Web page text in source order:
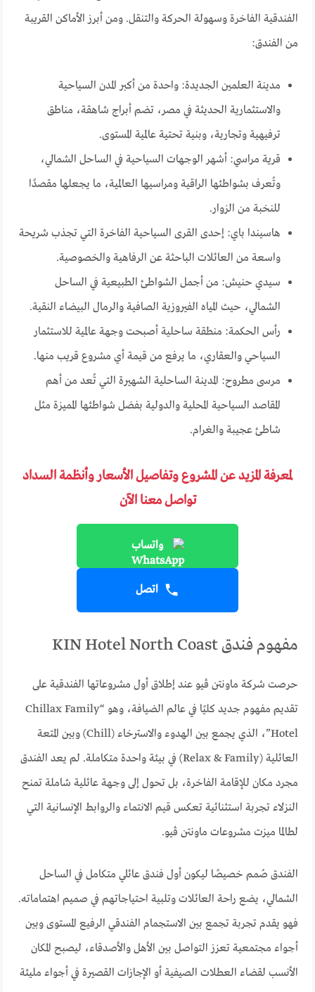
الفندقية الفاخرة وسهولة الحركة والتنقل. ومن أبرز الأماكن القريبة
من الفندق:
مدينة العلمين الجديدة: واحدة من أكبر المدن السياحية
والاستثمارية الحديثة في مصر، تضم أبراج شاهقة، مناطق
ترفيهية وتجارية، وبنية تحتية عالمية المستوى.
قرية مراسي: أشهر الوجهات السياحية في الساحل الشمالي،
وتُعرف بشواطئها الراقية ومراسيها العالمية، ما يجعلها مقصدًا
للنخبة من الزوار.
هاسيندا باي: إحدى القرى السياحية الفاخرة التي تجذب شريحة
واسعة من العائلات الباحثة عن الرفاهية والخصوصية.
سيدي حنيش: من أجمل الشواطئ الطبيعية في الساحل
الشمالي، حيث المياه الفيروزية الصافية والرمال البيضاء النقية.
رأس الحكمة: منطقة ساحلية أصبحت وجهة عالمية للاستثمار
السياحي والعقاري، ما يرفع من قيمة أي مشروع قريب منها.
مرسى مطروح: المدينة الساحلية الشهيرة التي تُعد من أهم
المقاصد السياحية المحلية والدولية بفضل شواطئها المميزة مثل
شاطئ عجيبة والغرام.
لمعرفة المزيد عن المشروع وتفاصيل الأسعار وأنظمة السداد
تواصل معنا الآن
واتساب
اتصل
مفهوم فندق KIN Hotel North Coast
حرصت شركة ماونتن ڤيو عند إطلاق أول مشروعاتها الفندقية على
تقديم مفهوم جديد كليًا في عالم الضيافة، وهو “Chillax Family
Hotel”، الذي يجمع بين الهدوء والاسترخاء (Chill) وبين المتعة
العائلية (Relax & Family) في بيئة واحدة متكاملة. لم يعد الفندق
مجرد مكان للإقامة الفاخرة، بل تحول إلى وجهة عائلية شاملة تمنح
النزلاء تجربة استثنائية تعكس قيم الانتماء والروابط الإنسانية التي
لطالما ميزت مشروعات ماونتن ڤيو.
الفندق صُمم خصيصًا ليكون أول فندق عائلي متكامل في الساحل
الشمالي، يضع راحة العائلات وتلبية احتياجاتهم في صميم اهتماماته.
فهو يقدم تجربة تجمع بين الاستجمام الفندقي الرفيع المستوى وبين
أجواء مجتمعية تعزز التواصل بين الأهل والأصدقاء، ليصبح المكان
الأنسب لقضاء العطلات الصيفية أو الإجازات القصيرة في أجواء مليئة